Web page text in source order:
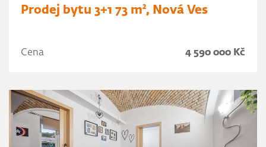
Prodej bytu 3+1 73 m², Nová Ves
Cena 4 590 000 Kč